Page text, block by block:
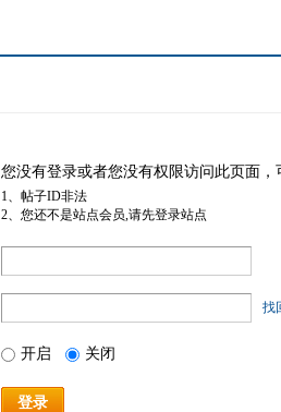
您没有登录或者您没有权限访问此页面
1、帖子ID非法
2、您还不是站点会员,请先登录站点
找
开启 关闭
登录